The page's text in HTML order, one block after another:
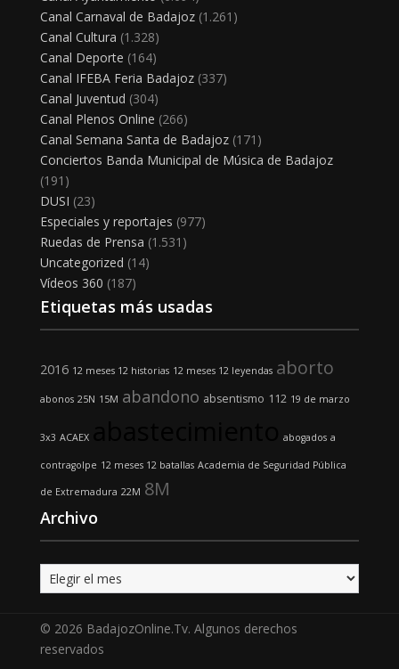
Canal Carnaval de Badajoz(1.261)
Canal Cultura (1.328)
Canal Deporte (164)
Canal IFEBA Feria Badajoz(337)
Canal Juventud (304)
Canal Plenos Online (266)
Canal Semana Santa de Badajoz(171)
Conciertos Banda Municipal de Música de Badajoz
(191)
DUSI (23)
Especiales y reportajes (977)
Ruedas de Prensa (1.531)
Uncategorized (14)
Vídeos 360 (187)
Etiquetas más usadas
2016 12 meses 12 historias 12 meses 12 leyendas aborto
abonos 25N 15M abandono absentismo 112 19 de marzo
3x3 ACAEX abogados a
contragolpe 12 meses 12 batallas Academia de Seguridad Pública
de Extremadura 22M 8M
Archivo
Archivo
© 2026 BadajozOnline.Tv. Algunos derechos
reservados